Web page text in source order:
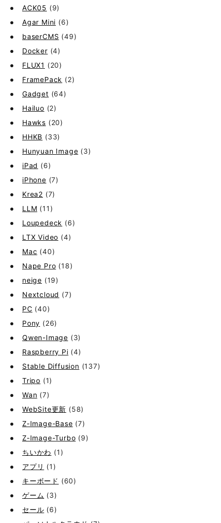
ACK05 (9)
Agar Mini (6)
baserCMS (49)
Docker (4)
FLUX1 (20)
FramePack (2)
Gadget (64)
Hailuo (2)
Hawks (20)
HHKB (33)
Hunyuan Image (3)
iPad (6)
iPhone (7)
Krea2 (7)
LLM (11)
Loupedeck (6)
LTX Video (4)
Mac (40)
Nape Pro (18)
neige (19)
Nextcloud (7)
PC (40)
Pony (26)
Qwen-Image (3)
Raspberry Pi (4)
Stable Diffusion (137)
Tripo (1)
Wan (7)
WebSite更新 (58)
Z-Image-Base (7)
Z-Image-Turbo (9)
ちいかわ (1)
アプリ (1)
キーボード (60)
ゲーム (3)
セール (6)